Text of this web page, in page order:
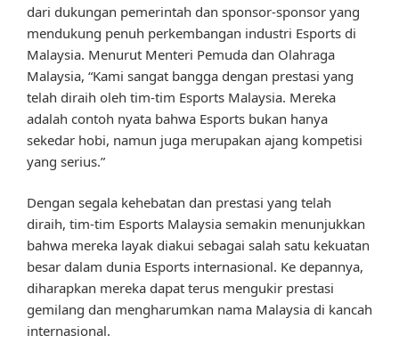
dari dukungan pemerintah dan sponsor-sponsor yang
mendukung penuh perkembangan industri Esports di
Malaysia. Menurut Menteri Pemuda dan Olahraga
Malaysia, “Kami sangat bangga dengan prestasi yang
telah diraih oleh tim-tim Esports Malaysia. Mereka
adalah contoh nyata bahwa Esports bukan hanya
sekedar hobi, namun juga merupakan ajang kompetisi
yang serius.”
Dengan segala kehebatan dan prestasi yang telah
diraih, tim-tim Esports Malaysia semakin menunjukkan
bahwa mereka layak diakui sebagai salah satu kekuatan
besar dalam dunia Esports internasional. Ke depannya,
diharapkan mereka dapat terus mengukir prestasi
gemilang dan mengharumkan nama Malaysia di kancah
internasional.